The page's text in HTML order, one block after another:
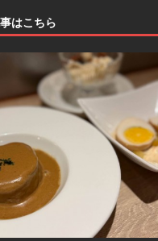
はこちら